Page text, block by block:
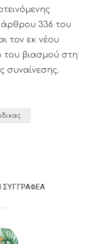
336 του
τον εκ νέου
του βιασμού στη
συναίνεσης.
ΣΥΓΓΡΑΦΕΑ